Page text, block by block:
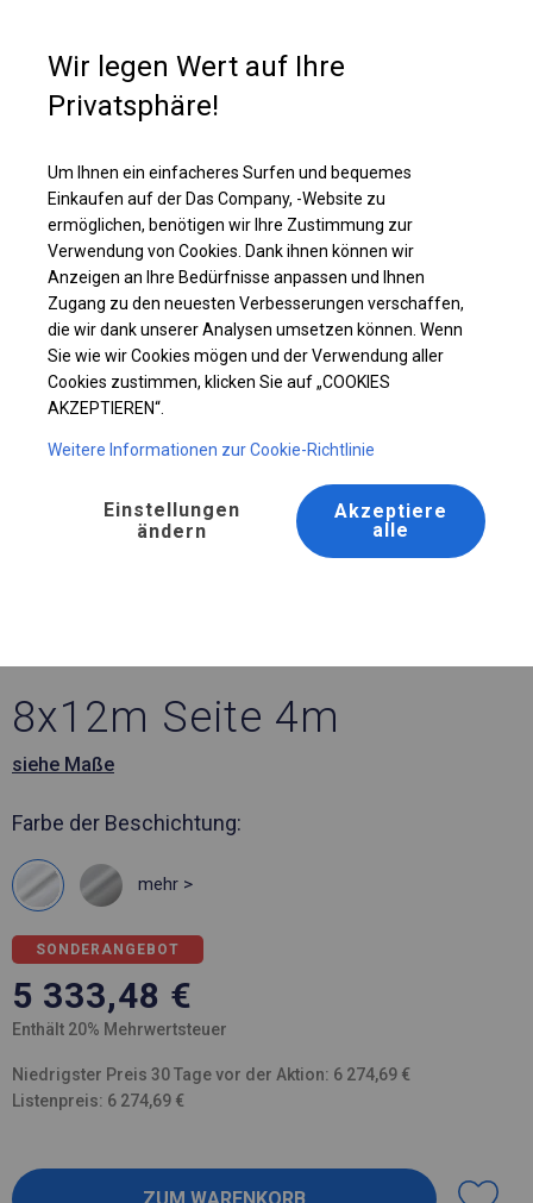
Ganzjährig geöffnete Zelthalle | 8x12 m
8x12m Seite 4m
siehe Maße
Farbe der Beschichtung:
mehr >
SONDERANGEBOT
5 333,48 €
Enthält 20% Mehrwertsteuer
Niedrigster Preis 30 Tage vor der Aktion: 6 274,69 €
Listenpreis: 6 274,69 €
Wir legen Wert auf Ihre
Privatsphäre!
Um Ihnen ein einfacheres Surfen und bequemes
Einkaufen auf der Das Company, -Website zu
ermöglichen, benötigen wir Ihre Zustimmung zur
Verwendung von Cookies. Dank ihnen können wir
Anzeigen an Ihre Bedürfnisse anpassen und Ihnen
Zugang zu den neuesten Verbesserungen verschaffen,
die wir dank unserer Analysen umsetzen können. Wenn
Sie wie wir Cookies mögen und der Verwendung aller
Cookies zustimmen, klicken Sie auf „COOKIES
AKZEPTIEREN“.
Weitere Informationen zur Cookie-Richtlinie
Einstellungen
ändern
Akzeptiere
alle